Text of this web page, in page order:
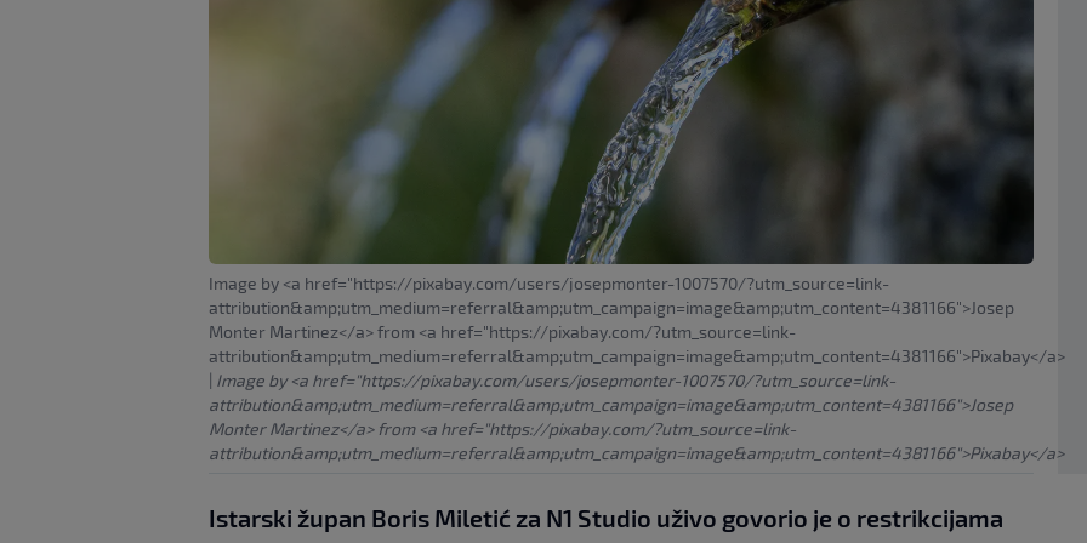
Image by <a href="https://pixabay.com/users/josepmonter-1007570/?utm_source=link-
attribution&amp;utm_medium=referral&amp;utm_campaign=image&amp;utm_content=4381166">Josep
Monter Martinez</a> from <a href="https://pixabay.com/?utm_source=link-
attribution&amp;utm_medium=referral&amp;utm_campaign=image&amp;utm_content=4381166">Pixabay</a>
| Image by <a href="https://pixabay.com/users/josepmonter-1007570/?utm_source=link-
attribution&amp;utm_medium=referral&amp;utm_campaign=image&amp;utm_content=4381166">Josep
Monter Martinez</a> from <a href="https://pixabay.com/?utm_source=link-
attribution&amp;utm_medium=referral&amp;utm_campaign=image&amp;utm_content=4381166">Pixabay</a>
Istarski župan Boris Miletić za N1 Studio uživo govorio je o restrikcijama